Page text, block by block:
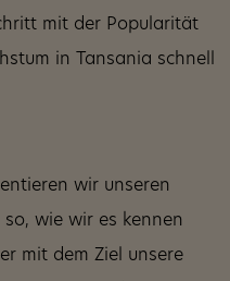
mit der Popularität
in Tansania schnell
wir unseren
wie wir es kennen
mit dem Ziel unsere